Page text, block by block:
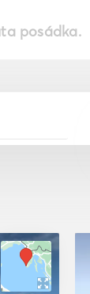
posádka.